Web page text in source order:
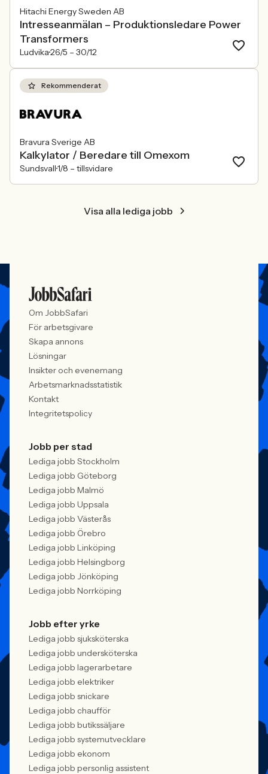
Hitachi Energy Sweden AB
Intresseanmälan – Produktionsledare Power
Transformers
Ludvika26/5 – 30/12
Rekommenderat
Bravura Sverige AB
Kalkylator / Beredare till Omexom
Sundsvall1/8 – tillsvidare
Visa alla lediga jobb
Om JobbSafari
För arbetsgivare
Skapa annons
Lösningar
Insikter och evenemang
Arbetsmarknadsstatistik
Kontakt
Integritetspolicy
Jobb per stad
Lediga jobb Stockholm
Lediga jobb Göteborg
Lediga jobb Malmö
Lediga jobb Uppsala
Lediga jobb Västerås
Lediga jobb Örebro
Lediga jobb Linköping
Lediga jobb Helsingborg
Lediga jobb Jönköping
Lediga jobb Norrköping
Jobb efter yrke
Lediga jobb sjuksköterska
Lediga jobb undersköterska
Lediga jobb lagerarbetare
Lediga jobb elektriker
Lediga jobb snickare
Lediga jobb chaufför
Lediga jobb butikssäljare
Lediga jobb systemutvecklare
Lediga jobb ekonom
Lediga jobb personlig assistent